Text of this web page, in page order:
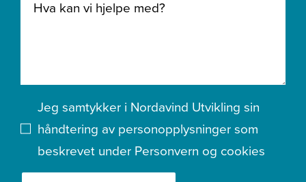
Jeg samtykker i Nordavind Utvikling sin
håndtering av personopplysninger som
beskrevet under Personvern og cookies